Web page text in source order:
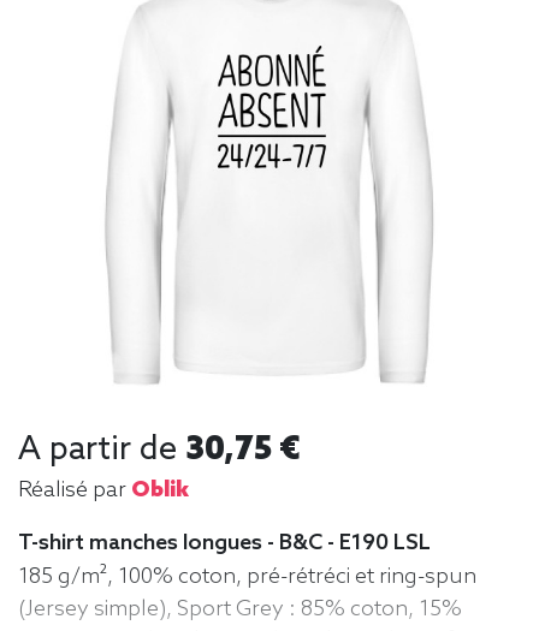
A partir de 30,75 €
Réalisé par Oblik
T-shirt manches longues - B&C - E190 LSL
185 g/m², 100% coton, pré-rétréci et ring-spun
(Jersey simple), Sport Grey : 85% coton, 15%